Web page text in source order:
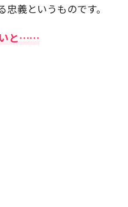
義というものです。
いと……